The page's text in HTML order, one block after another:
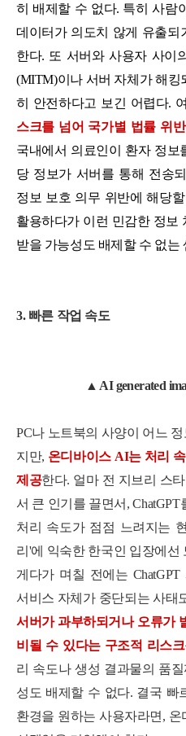
히 배제할 수 없다. 특히 사람
데이터가 의도치 않게 유출되
한다. 또 서버와 사용자 사이
(MITM)이나 서버 자체가 해킹
히 안전하다고 보긴 어렵다.
스크를 넘어 국가별 법률 위
국내에서 의료인이 환자 정보
당 정보가 서버를 통해 전송
정보 보호 의무 위반에 해당
활용하다가 이런 민감한 정보
받을 가능성도 배제할 수 없는
3. 빠른 작업 속도
▲ AI generated
PC나 노트북의 사양이 어느
지만, 온디바이스 AI는 처리
제공한다. 얼마 전 지브리 스
서 큰 인기를 끌면서,
처리 속도가 점점 느려지는
리'에 익숙한 한국인 입장에선
게다가 며칠 전에는
서비스 자체가 중단되는 사태
서버가 과부하되거나 오류가
비될 수 있다는 구조적 리스크
리 속도나 생성 결과물의 품
성도 배제할 수 없다. 결국 빠
환경을 원하는 사용자라면,